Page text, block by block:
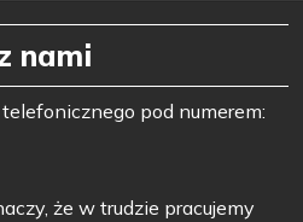
nami
pod numerem:
że w trudzie pracujemy